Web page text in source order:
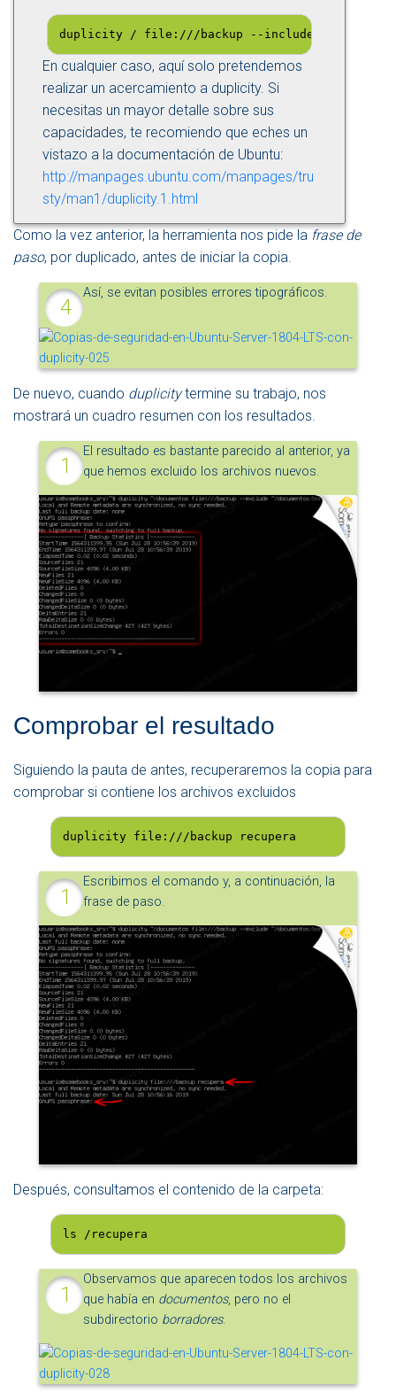
duplicity / file:///backup --include /home --
En cualquier caso, aquí solo pretendemos
realizar un acercamiento a duplicity. Si
necesitas un mayor detalle sobre sus
capacidades, te recomiendo que eches un
vistazo a la documentación de Ubuntu:
http://manpages.ubuntu.com/manpages/tru
sty/man1/duplicity.1.html
Como la vez anterior, la herramienta nos pide la frase de
paso, por duplicado, antes de iniciar la copia.
Así, se evitan posibles errores tipográficos.
De nuevo, cuando duplicitytermine su trabajo, nos
mostrará un cuadro resumen con los resultados.
El resultado es bastante parecido al anterior, ya
que hemos excluido los archivos nuevos.
Comprobar el resultado
Siguiendo la pauta de antes, recuperaremos la copia para
comprobar si contiene los archivos excluidos
duplicity file:///backup recupera
Escribimos el comando y, a continuación, la
frase de paso.
Después, consultamos el contenido de la carpeta:
ls /recupera
Observamos que aparecen todos los archivos
que había en documentos, pero no el
subdirectorio borradores.